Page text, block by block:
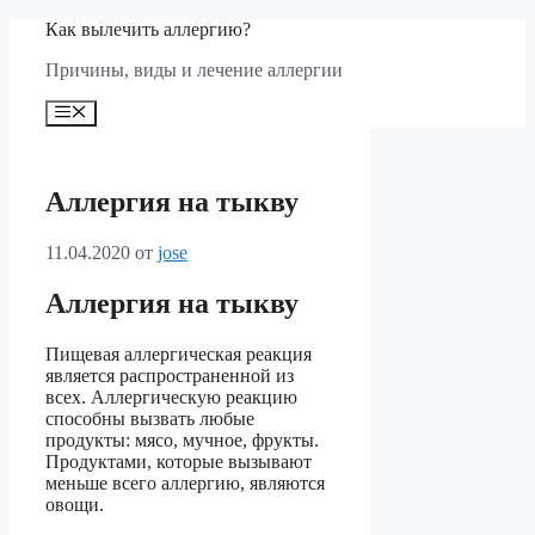
Перейти
содержимому
Как вылечить аллергию?
Причины, виды и лечение аллергии
Меню
Аллергия на тыкву
11.04.2020 от jose
Аллергия на тыкву
Пищевая аллергическая реакция
является распространенной из
всех. Аллергическую реакцию
способны вызвать любые
продукты: мясо, мучное, фрукты.
Продуктами, которые вызывают
меньше всего аллергию, являются
овощи.